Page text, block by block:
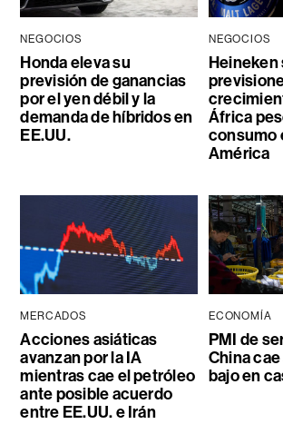
NEGOCIOS
Honda eleva su
previsión de ganancias
por el yen débil y la
demanda de híbridos en
EE.UU.
NEGOCIOS
Heineken
África
consumo
América
MERCADOS
Acciones asiáticas
avanzan por la IA
mientras cae el petróleo
ante posible acuerdo
entre EE.UU. e Irán
ECONOMÍA
PMI de
China
bajo en